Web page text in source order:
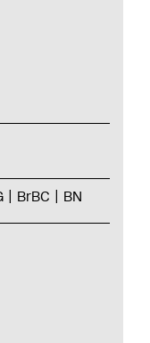
BrBC BN